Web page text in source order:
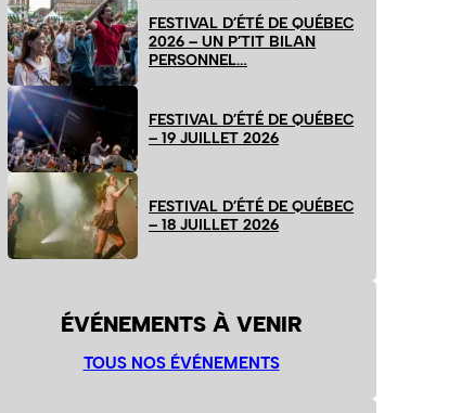
FESTIVAL D’ÉTÉ DE QUÉBEC
2026 – UN P’TIT BILAN
PERSONNEL…
FESTIVAL D’ÉTÉ DE QUÉBEC
– 19 JUILLET 2026
FESTIVAL D’ÉTÉ DE QUÉBEC
– 18 JUILLET 2026
ÉVÉNEMENTS À VENIR
TOUS NOS ÉVÉNEMENTS